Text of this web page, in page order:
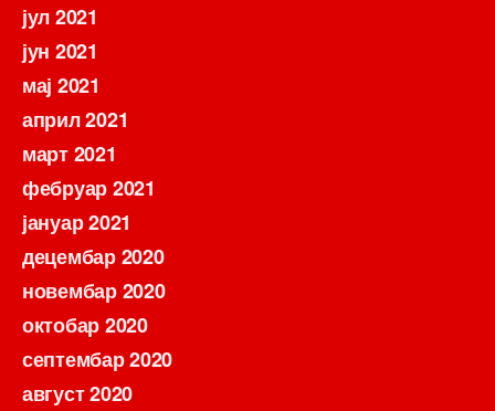
јул 2021
јун 2021
мај 2021
април 2021
март 2021
фебруар 2021
јануар 2021
децембар 2020
новембар 2020
октобар 2020
септембар 2020
август 2020